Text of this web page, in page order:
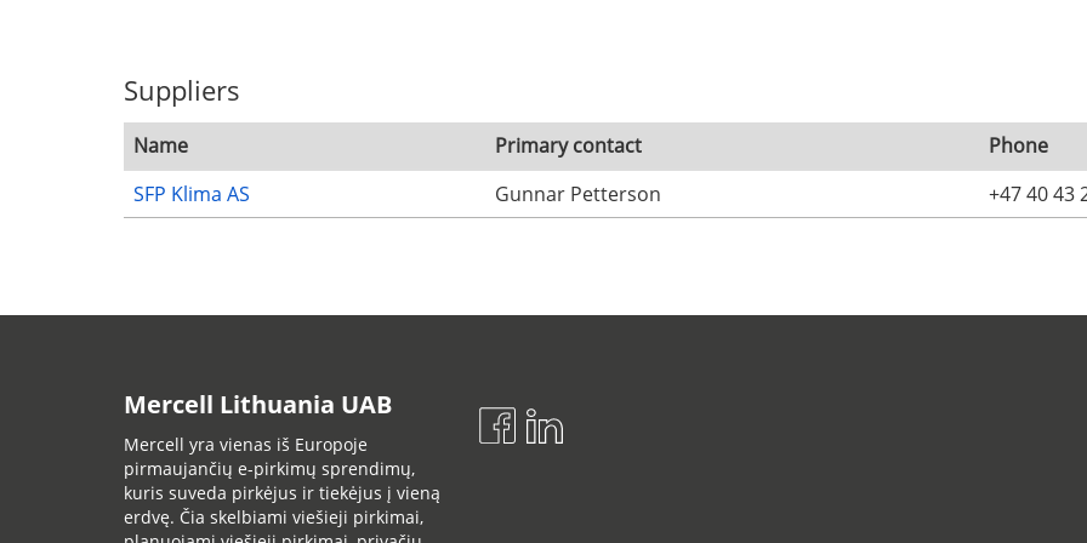
Suppliers
Name Primary contact
Phone
SFP Klima AS
Gunnar Petterson +47 40 43
Mercell Lithuania UAB
Mercell yra vienas iš Europoje
pirmaujančių e-pirkimų sprendimų,
kuris suveda pirkėjus ir tiekėjus į vieną
erdvę. Čia skelbiami viešieji pirkimai,